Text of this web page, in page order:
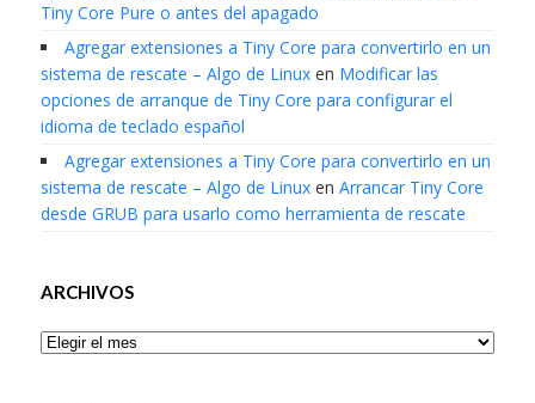
Tiny Core Pure o antes del apagado
Agregar extensiones a Tiny Core para convertirlo en un
sistema de rescate – Algo de Linuxen Modificar las
opciones de arranque de Tiny Core para configurar el
idioma de teclado español
Agregar extensiones a Tiny Core para convertirlo en un
sistema de rescate – Algo de Linuxen Arrancar Tiny Core
desde GRUB para usarlo como herramienta de rescate
ARCHIVOS
Archivos